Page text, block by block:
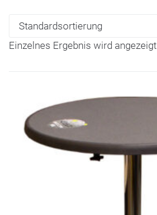
Einzelnes Ergebnis wird angezeigt